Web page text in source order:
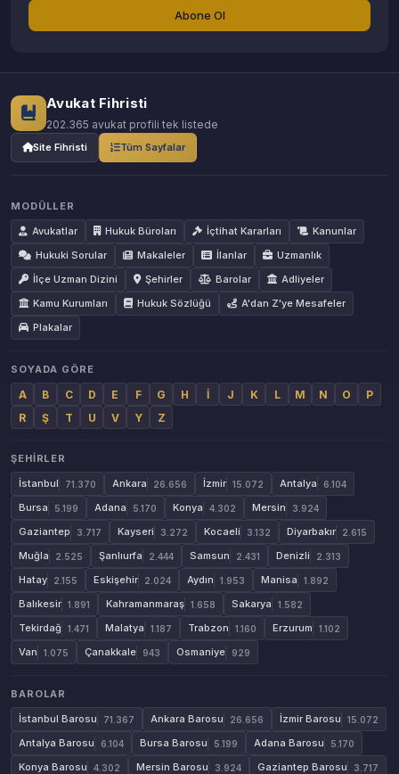
Abone Ol
Avukat Fihristi
202.365 avukat profili tek listede
Site Fihristi Tüm Sayfalar
MODÜLLER
Avukatlar
Hukuk Büroları İçtihat Kararları
Kanunlar
Hukuki Sorular
Makaleler İlanlar
Uzmanlık
İlçe Uzman Dizini
Şehirler Barolar
Adliyeler
Kamu Kurumları
Hukuk Sözlüğü
A'dan Z'ye Mesafeler
Plakalar
SOYADA GÖRE
A B C D E F G H İ J K L M N O
P
R
Ş T U V Y Z
ŞEHIRLER
İstanbul
71.370 Ankara 26.656 İzmir 15.072 Antalya 6.104
Bursa 5.199 Adana 5.170 Konya 4.302 Mersin 3.924
Gaziantep 3.717 Kayseri 3.272 Kocaeli 3.132 Diyarbakır 2.615
Muğla 2.525 Şanlıurfa 2.444 Samsun 2.431 Denizli 2.313
Hatay 2.155 Eskişehir 2.024 Aydın 1.953 Manisa 1.892
Balıkesir 1.891 Kahramanmaraş 1.658 Sakarya 1.582
Tekirdağ 1.471 Malatya 1.187 Trabzon 1.160 Erzurum 1.102
Van 1.075 Çanakkale 943 Osmaniye 929
BAROLAR
İstanbul Barosu
71.367 Ankara Barosu 26.656 İzmir Barosu 15.072
Antalya Barosu 6.104 Bursa Barosu 5.199 Adana Barosu 5.170
Konya Barosu 4.302 Mersin Barosu 3.924 Gaziantep Barosu 3.717